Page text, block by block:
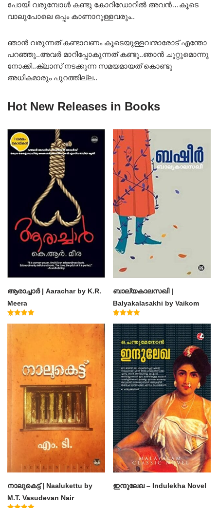
പോയി വരുമ്പോൾ കണ്ടു കോറിഡോറിൽ അവൻ…കൂടെ
വാലുപോലെ ഒപ്പം കാണാറുള്ളവരും..
ഞാൻ വരുന്നത് കണ്ടാവണം കൂടെയുള്ളവന്മാരോട് എന്തോ
പറഞ്ഞു..അവർ മാറിപ്പോകുന്നത് കണ്ടു..ഞാൻ ചുറ്റുമൊന്നു
നോക്കി..ക്ലാസ് നടക്കുന്ന സമയമായത് കൊണ്ടു
അധികമാരും പുറത്തില്ല..
Hot New Releases in Books
ആരാച്ചാര്‍ | Aarachar by K.R.
Meera
ബാല്യകാലസഖി |
Balyakalasakhi by Vaikom
Muhammad Basheer
4.60
out of 5
നാലുകെട്ട് | Naalukettu by
M.T. Vasudevan Nair
ഇന്ദുലേഖ – Indulekha Novel